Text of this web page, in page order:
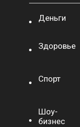
Деньги
Здоровье
Спорт
Шоу-
бизнес